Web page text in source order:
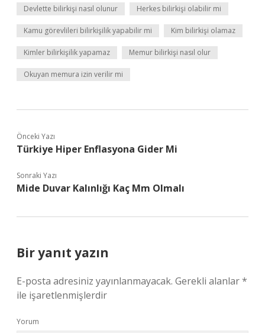
Devlette bilirkişi nasıl olunur Herkes bilirkişi olabilir mi
Kamu görevlileri bilirkişilik yapabilir mi Kim bilirkişi olamaz
Kimler bilirkişilik yapamaz Memur bilirkişi nasıl olur
Okuyan memura izin verilir mi
Önceki Yazı
Türkiye Hiper Enflasyona Gider Mi
Sonraki Yazı
Mide Duvar Kalınlığı Kaç Mm Olmalı
Bir yanıt yazın
E-posta adresiniz yayınlanmayacak. Gerekli alanlar*
ile işaretlenmişlerdir
Yorum